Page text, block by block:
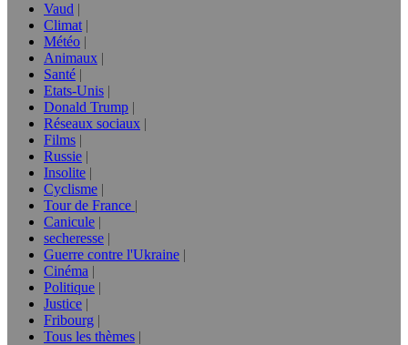
Vaud
Climat
Météo
Animaux
Santé
Etats-Unis
Donald Trump
Réseaux sociaux
Films
Russie
Insolite
Cyclisme
Tour de France
Canicule
secheresse
Guerre contre l'Ukraine
Cinéma
Politique
Justice
Fribourg
Tous les thèmes